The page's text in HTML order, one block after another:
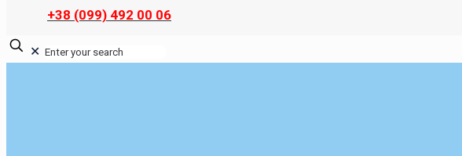
+38 (099) 492 00 06
✕